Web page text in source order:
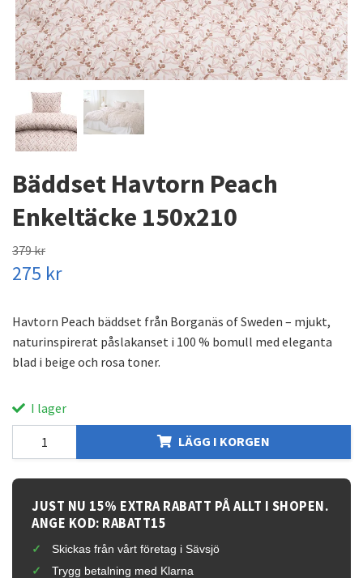
Bäddset Havtorn Peach
Enkeltäcke 150x210
379 kr
275 kr
Havtorn Peach bäddset från Borganäs of Sweden – mjukt,
naturinspirerat påslakanset i 100 % bomull med eleganta
blad i beige och rosa toner.
I lager
LÄGG I KORGEN
JUST NU 15% EXTRA RABATT PÅ ALLT I SHOPEN.
ANGE KOD: RABATT15
Skickas från vårt företag i Sävsjö
Trygg betalning med Klarna